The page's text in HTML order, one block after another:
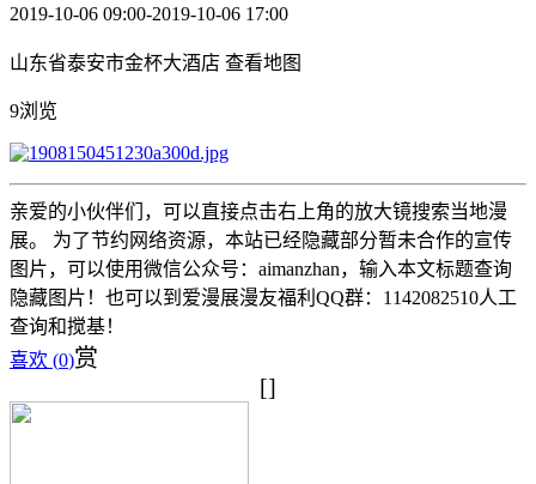
2019-10-06 09:00-2019-10-06 17:00
山东省泰安市金杯大酒店 查看地图
9浏览
亲爱的小伙伴们，可以直接点击右上角的放大镜搜索当地漫
展。 为了节约网络资源，本站已经隐藏部分暂未合作的宣传
图片，可以使用微信公众号：aimanzhan，输入本文标题查询
隐藏图片！也可以到爱漫展漫友福利QQ群：1142082510人工
查询和搅基！
喜欢 (0)赏
[]